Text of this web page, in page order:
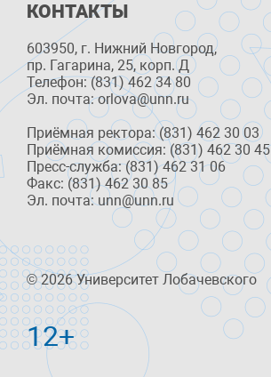
КОНТАКТЫ
603950, г. Нижний Новгород,
пр. Гагарина, 25, корп. Д
Телефон: (831) 462 34 80
Эл. почта: orlova@unn.ru
Приёмная ректора: (831) 462 30 03
Приёмная комиссия: (831) 462 30 45
Пресс-служба: (831) 462 31 06
Факс: (831) 462 30 85
Эл. почта: unn@unn.ru
© 2026 Университет Лобачевского
12+